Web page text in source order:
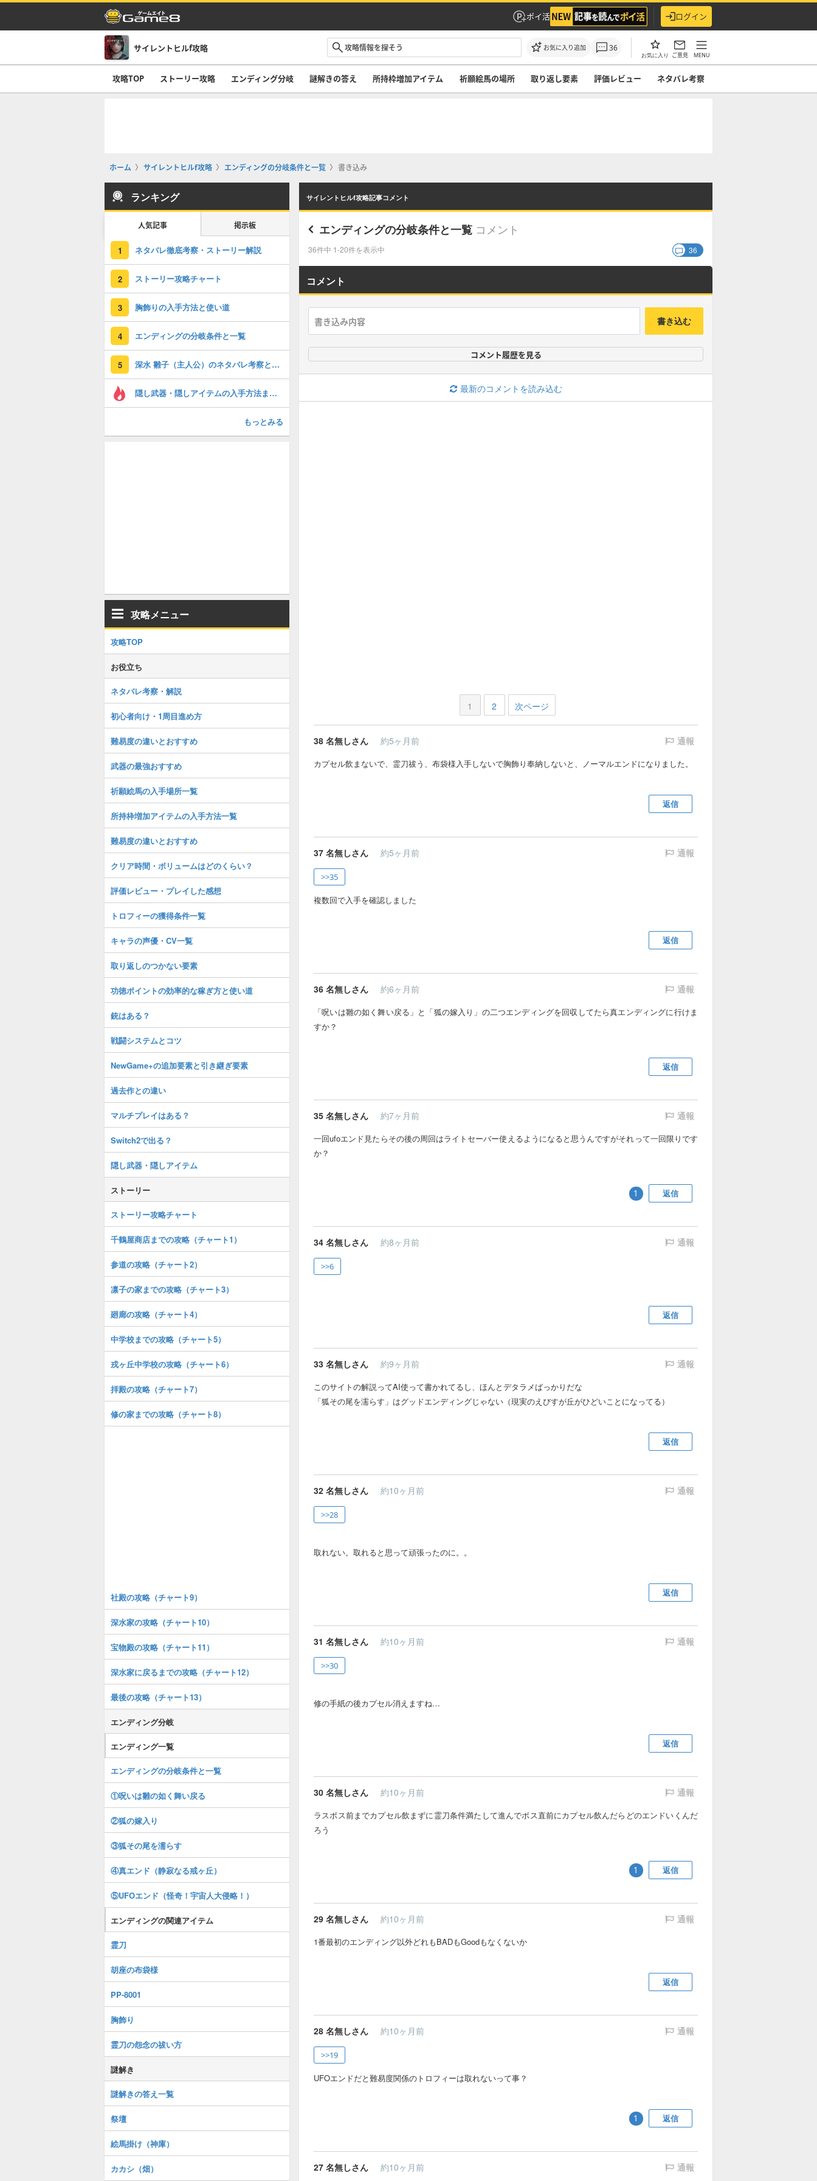
ポイ活 ログイン
サイレントヒルf攻略 お気に入り追加 36
お気に入り ご意見 MENU
攻略TOP ストーリー攻略 エンディング分岐 謎解きの答え 所持枠増加アイテム 祈願絵馬の場所 取り返し要素 評価レビュー ネタバレ考察
ホーム サイレントヒルf攻略 エンディングの分岐条件と一覧 書き込み
サイレントヒルf攻略記事コメント
エンディングの分岐条件と一覧 コメント
36件中 1-20件を表示中 36
コメント
書き込む
コメント履歴を見る
最新のコメントを読み込む
1 2 次ページ
38 名無しさん 約5ヶ月前 通報
カプセル飲まないで、霊刀祓う、布袋様入手しないで胸飾り奉納しないと、ノーマルエンドになりました。
返信
37 名無しさん 約5ヶ月前 通報
>>35
複数回で入手を確認しました
返信
36 名無しさん 約6ヶ月前 通報
「呪いは雛の如く舞い戻る」と「狐の嫁入り」の二つエンディングを回収してたら真エンディングに行けま
すか？
返信
35 名無しさん 約7ヶ月前 通報
一回ufoエンド見たらその後の周回はライトセーバー使えるようになると思うんですがそれって一回限りです
か？
返信
1
34 名無しさん 約8ヶ月前 通報
>>6
返信
33 名無しさん 約9ヶ月前 通報
このサイトの解説ってAI使って書かれてるし、ほんとデタラメばっかりだな
「狐その尾を濡らす」はグッドエンディングじゃない（現実のえびすが丘がひどいことになってる）
返信
32 名無しさん 約10ヶ月前 通報
>>28
取れない。取れると思って頑張ったのに。。
返信
31 名無しさん 約10ヶ月前 通報
>>30
修の手紙の後カプセル消えますね…
返信
30 名無しさん 約10ヶ月前 通報
ラスボス前までカプセル飲まずに霊刀条件満たして進んでボス直前にカプセル飲んだらどのエンドいくんだ
ろう
返信
1
29 名無しさん 約10ヶ月前 通報
1番最初のエンディング以外どれもBADもGoodもなくないか
返信
28 名無しさん 約10ヶ月前 通報
>>19
UFOエンドだと難易度関係のトロフィーは取れないって事？
返信
1
27 名無しさん 約10ヶ月前 通報
ランキング
人気記事 掲示板
1 ネタバレ徹底考察・ストーリー解説
2 ストーリー攻略チャート
3 胸飾りの入手方法と使い道
4 エンディングの分岐条件と一覧
5 深水 雛子（主人公）のネタバレ考察と声優
隠し武器・隠しアイテムの入手方法まとめ
もっとみる
攻略メニュー
攻略TOP
お役立ち
ネタバレ考察・解説
初心者向け・1周目進め方
難易度の違いとおすすめ
武器の最強おすすめ
祈願絵馬の入手場所一覧
所持枠増加アイテムの入手方法一覧
難易度の違いとおすすめ
クリア時間・ボリュームはどのくらい？
評価レビュー・プレイした感想
トロフィーの獲得条件一覧
キャラの声優・CV一覧
取り返しのつかない要素
功徳ポイントの効率的な稼ぎ方と使い道
銃はある？
戦闘システムとコツ
NewGame+の追加要素と引き継ぎ要素
過去作との違い
マルチプレイはある？
Switch2で出る？
隠し武器・隠しアイテム
ストーリー
ストーリー攻略チャート
千鶴屋商店までの攻略（チャート1）
参道の攻略（チャート2）
凛子の家までの攻略（チャート3）
廻廊の攻略（チャート4）
中学校までの攻略（チャート5）
戎ヶ丘中学校の攻略（チャート6）
拝殿の攻略（チャート7）
修の家までの攻略（チャート8）
社殿の攻略（チャート9）
深水家の攻略（チャート10）
宝物殿の攻略（チャート11）
深水家に戻るまでの攻略（チャート12）
最後の攻略（チャート13）
エンディング分岐
エンディング一覧
エンディングの分岐条件と一覧
①呪いは雛の如く舞い戻る
②狐の嫁入り
③狐その尾を濡らす
④真エンド（静寂なる戒ヶ丘）
⑤UFOエンド（怪奇！宇宙人大侵略！）
エンディングの関連アイテム
霊刀
胡座の布袋様
PP-8001
胸飾り
霊刀の怨念の祓い方
謎解き
謎解きの答え一覧
祭壇
絵馬掛け（神庫）
カカシ（畑）